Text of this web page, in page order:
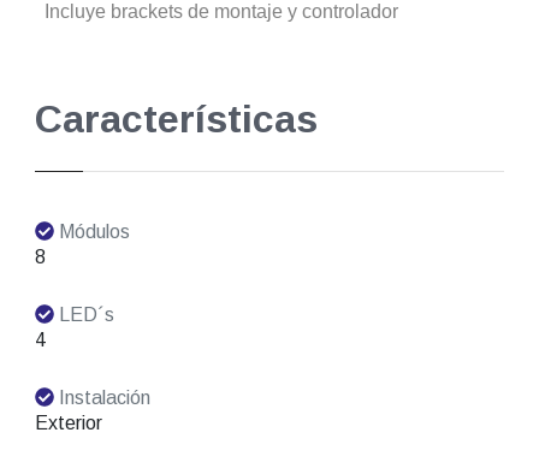
Incluye brackets de montaje y controlador
Características
Módulos
8
LED´s
4
Instalación
Exterior